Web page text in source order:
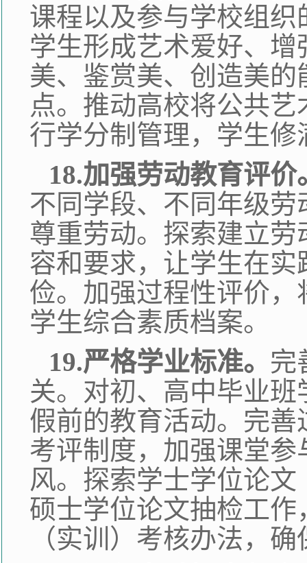
课程以及参与学校组
学生形成艺术爱好、
美、鉴赏美、创造美
点。推动高校将公共
行学分制管理，学生
18.加强劳动教育评价
不同学段、不同年级
尊重劳动。探索建立
容和要求，让学生在
俭。加强过程性评价
学生综合素质档案。
19.严格学业标准。 完
关。对初、高中毕业
假前的教育活动。完
考评制度，加强课堂
风。探索学士学位论
硕士学位论文抽检工
（实训）考核办法，